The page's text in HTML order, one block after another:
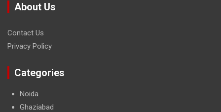
About Us
Contact Us
Privacy Policy
Categories
Noida
Ghaziabad